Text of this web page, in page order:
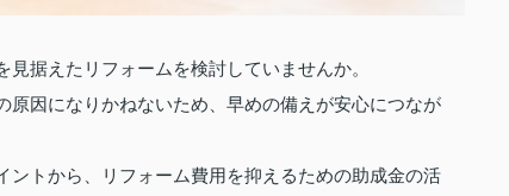
据えたリフォームを検討していませんか。
因になりかねないため、早めの備えが安心につなが
トから、リフォーム費用を抑えるための助成金の活